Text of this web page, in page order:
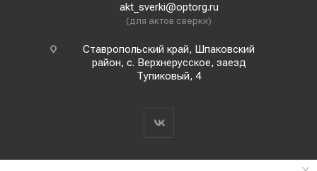
akt_sverki@optorg.ru
(для актов сверки)
Ставропольский край, Шпаковский
район, с. Верхнерусское, заезд
Тупиковый, 4